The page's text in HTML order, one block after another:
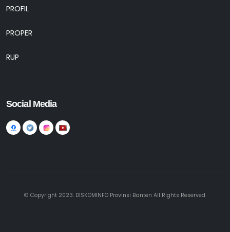
PROFIL
PROPER
RUP
Social Media
© Copyright 2023. DISKOMINFO Provinsi Banten All Rights Reserved.